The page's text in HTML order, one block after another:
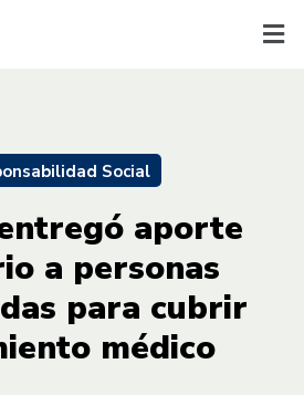
Social
aporte
a personas
para cubrir
médico